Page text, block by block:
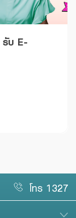
บ E-
โทร 1327